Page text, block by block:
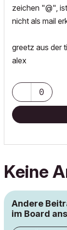
zeichen "@",
nicht als mail
greetz aus der
alex
0
Keine
Andere
im Board